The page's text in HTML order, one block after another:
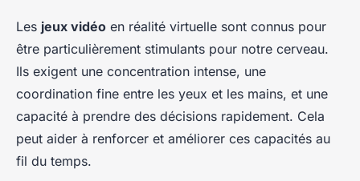
Les jeux vidéo en réalité virtuelle sont connus pour
être particulièrement stimulants pour notre cerveau.
Ils exigent une concentration intense, une
coordination fine entre les yeux et les mains, et une
capacité à prendre des décisions rapidement. Cela
peut aider à renforcer et améliorer ces capacités au
fil du temps.